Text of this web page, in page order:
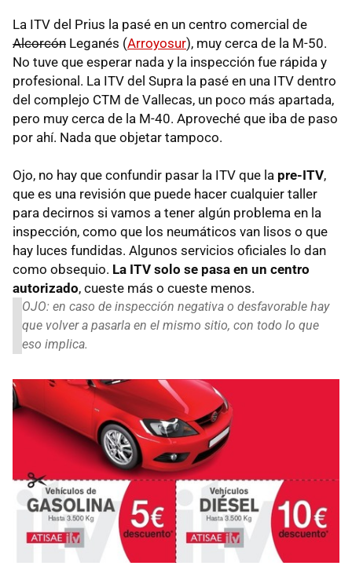
La ITV del Prius la pasé en un centro comercial de
Alcorcón Leganés (Arroyosur), muy cerca de la M-50.
No tuve que esperar nada y la inspección fue rápida y
profesional. La ITV del Supra la pasé en una ITV dentro
del complejo CTM de Vallecas, un poco más apartada,
pero muy cerca de la M-40. Aproveché que iba de paso
por ahí. Nada que objetar tampoco.
Ojo, no hay que confundir pasar la ITV que la pre-ITV,
que es una revisión que puede hacer cualquier taller
para decirnos si vamos a tener algún problema en la
inspección, como que los neumáticos van lisos o que
hay luces fundidas. Algunos servicios oficiales lo dan
como obsequio. La ITV solo se pasa en un centro
autorizado, cueste más o cueste menos.
OJO: en caso de inspección negativa o desfavorable hay
que volver a pasarla en el mismo sitio, con todo lo que
eso implica.